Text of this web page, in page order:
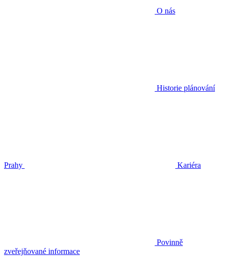
O nás
Historie plánování
Prahy Kariéra
Povinně
zveřejňované informace